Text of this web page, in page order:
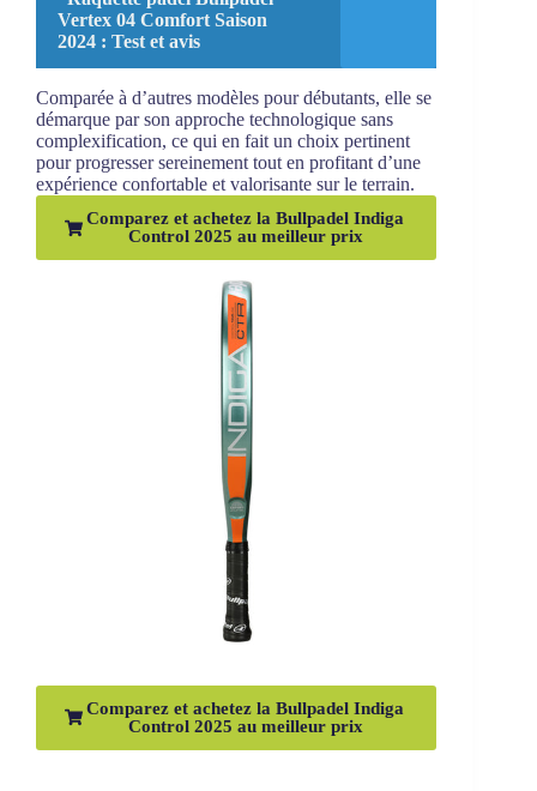
Vertex 04 Comfort Saison
2024 : Test et avis
Comparée à d’autres modèles pour débutants, elle se
démarque par son approche technologique sans
complexification, ce qui en fait un choix pertinent
pour progresser sereinement tout en profitant d’une
expérience confortable et valorisante sur le terrain.
Comparez et achetez la Bullpadel Indiga
Control 2025 au meilleur prix
Comparez et achetez la Bullpadel Indiga
Control 2025 au meilleur prix